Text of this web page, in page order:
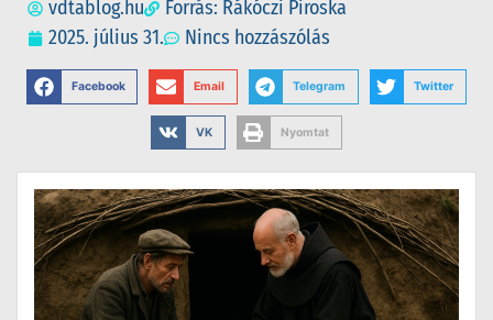
vdtablog.hu
Forrás: Rákóczi Piroska
2025. július 31.
Nincs hozzászólás
Facebook Email Telegram Twitter
VK Nyomtat